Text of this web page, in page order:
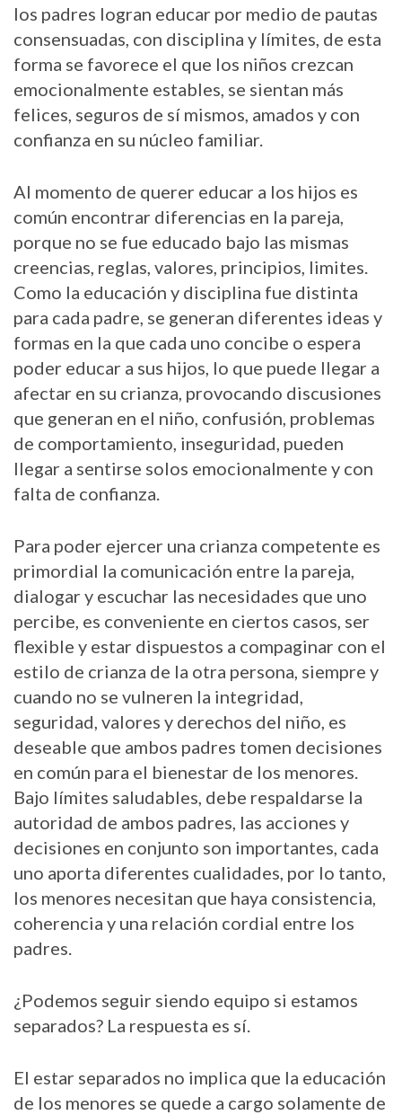
los padres logran educar por medio de pautas
consensuadas, con disciplina y límites, de esta
forma se favorece el que los niños crezcan
emocionalmente estables, se sientan más
felices, seguros de sí mismos, amados y con
confianza en su núcleo familiar.
Al momento de querer educar a los hijos es
común encontrar diferencias en la pareja,
porque no se fue educado bajo las mismas
creencias, reglas, valores, principios, limites.
Como la educación y disciplina fue distinta
para cada padre, se generan diferentes ideas y
formas en la que cada uno concibe o espera
poder educar a sus hijos, lo que puede llegar a
afectar en su crianza, provocando discusiones
que generan en el niño, confusión, problemas
de comportamiento, inseguridad, pueden
llegar a sentirse solos emocionalmente y con
falta de confianza.
Para poder ejercer una crianza competente es
primordial la comunicación entre la pareja,
dialogar y escuchar las necesidades que uno
percibe, es conveniente en ciertos casos, ser
flexible y estar dispuestos a compaginar con el
estilo de crianza de la otra persona, siempre y
cuando no se vulneren la integridad,
seguridad, valores y derechos del niño, es
deseable que ambos padres tomen decisiones
en común para el bienestar de los menores.
Bajo límites saludables, debe respaldarse la
autoridad de ambos padres, las acciones y
decisiones en conjunto son importantes, cada
uno aporta diferentes cualidades, por lo tanto,
los menores necesitan que haya consistencia,
coherencia y una relación cordial entre los
padres.
¿Podemos seguir siendo equipo si estamos
separados? La respuesta es sí.
El estar separados no implica que la educación
de los menores se quede a cargo solamente de